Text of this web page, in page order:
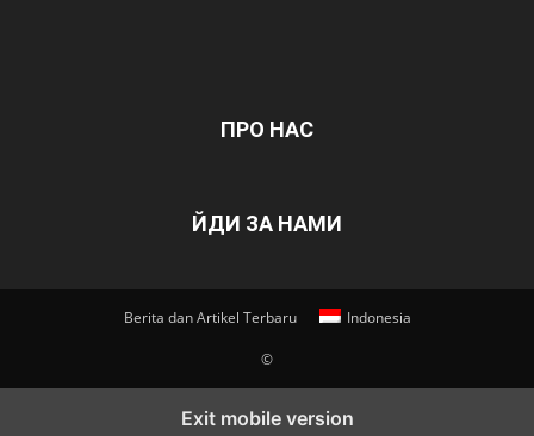
ПРО НАС
ЙДИ ЗА НАМИ
Berita dan Artikel Terbaru Indonesia
©
Exit mobile version